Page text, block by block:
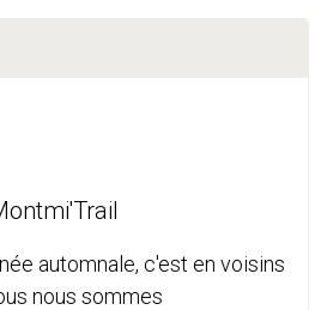
automnale, c'est en voisins
nous sommes